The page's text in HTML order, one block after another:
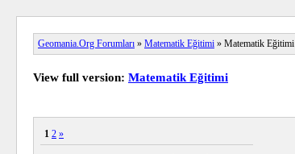
Geomania.Org Forumları » Matematik Eğitimi » Matematik Eğitimi
View full version: Matematik Eğitimi
1 2 »